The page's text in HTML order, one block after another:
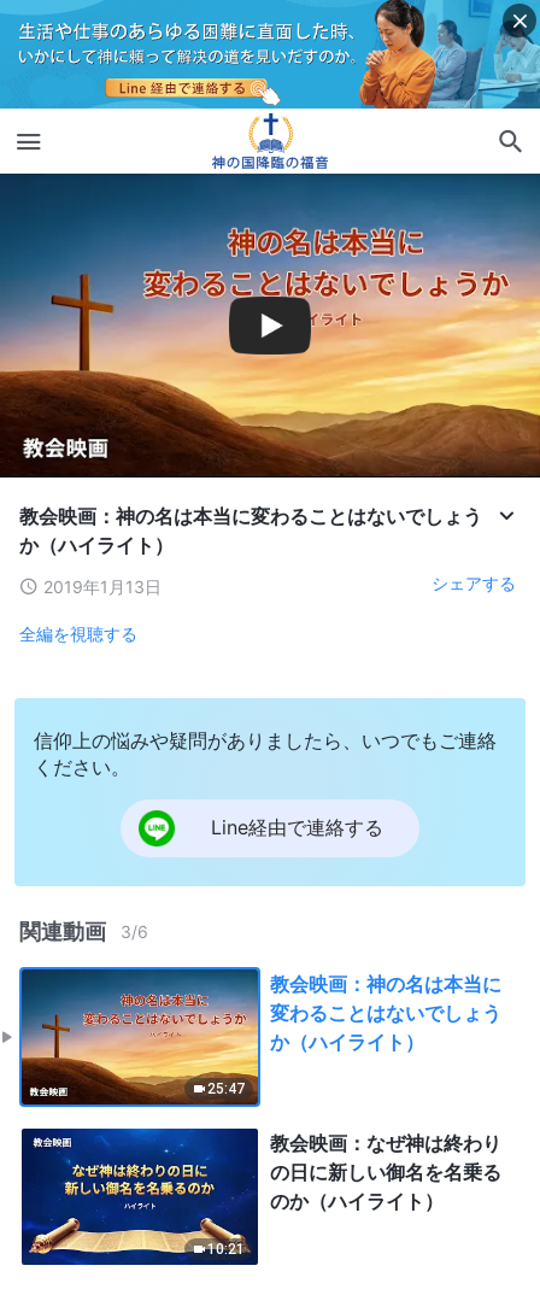
教会映画：神の名は本当に変わることはないでしょう
か（ハイライト）
2019年1月13日 シェアする
全編を視聴する
信仰上の悩みや疑問がありましたら、いつでもご連絡
ください。
Line経由で連絡する
関連動画 3/6
25:47
教会映画：神の名は本当に
変わることはないでしょう
か（ハイライト）
10:21
教会映画：なぜ神は終わり
の日に新しい御名を名乗る
のか（ハイライト）